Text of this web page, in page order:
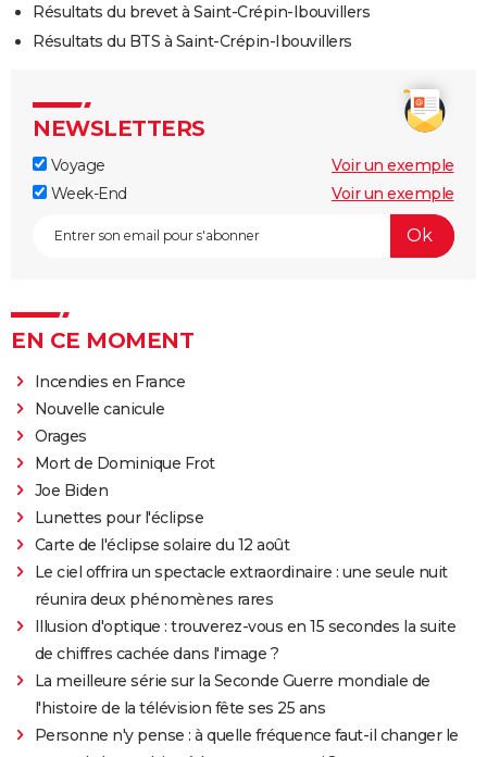
Résultats du brevet à Saint-Crépin-Ibouvillers
Résultats du BTS à Saint-Crépin-Ibouvillers
NEWSLETTERS
Voyage
Voir un exemple
Week-End
Voir un exemple
EN CE MOMENT
Incendies en France
Nouvelle canicule
Orages
Mort de Dominique Frot
Joe Biden
Lunettes pour l'éclipse
Carte de l'éclipse solaire du 12 août
Le ciel offrira un spectacle extraordinaire : une seule nuit
réunira deux phénomènes rares
Illusion d'optique : trouverez-vous en 15 secondes la suite
de chiffres cachée dans l'image ?
La meilleure série sur la Seconde Guerre mondiale de
l'histoire de la télévision fête ses 25 ans
Personne n'y pense : à quelle fréquence faut-il changer le